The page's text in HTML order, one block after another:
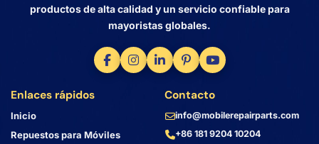
productos de alta calidad y un servicio confiable para
mayoristas globales.
Enlaces rápidos
Inicio
Repuestos para Móviles
Contacto
info@mobilerepairparts.com
+86 181 9204 10204